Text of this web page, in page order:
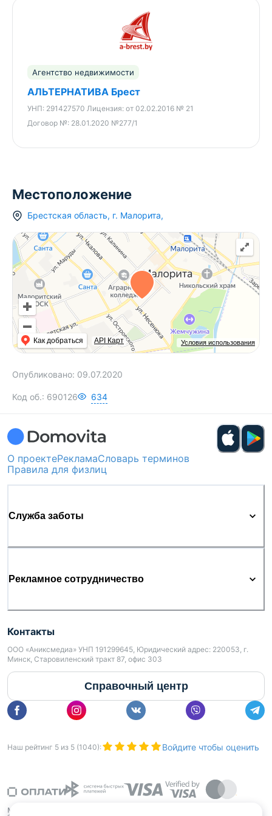
Агентство недвижимости
АЛЬТЕРНАТИВА Брест
УНП: 291427570 Лицензия: от 02.02.2016 № 21
Договор №: 28.01.2020 №277/1
Местоположение
Брестская область, г. Малорита,
Условия использования
Как добраться API Карт
Опубликовано: 09.07.2020
Код об.: 690126 634
О проектеРекламаСловарь терминов
Правила для физлиц
Служба заботы
Рекламное сотрудничество
Контакты
ООО «Аниксмедиа» УНП 191299645, Юридический адрес: 220053, г.
Минск, Старовиленский тракт 87, офис 303
Справочный центр
Наш рейтинг 5 из 5 (1040): Войдите чтобы оценить